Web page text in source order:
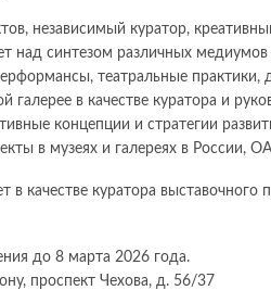
независимый куратор,
над синтезом различных медиумов
театральные практики,
галерее в качестве куратора и
концепции и стратегии
в музеях и галереях в России,
в качестве куратора
до 8 марта 2026 года.
проспект Чехова, д. 56/37